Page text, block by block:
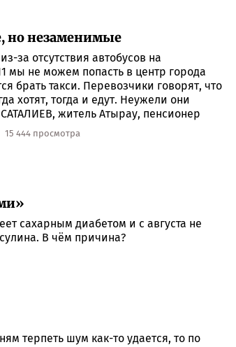
незаменимые
за отсутствия автобусов на
мы не можем попасть в центр города
брать такси. Перевозчики говорят, что
хотят, тогда и едут. Неужели они
житель Атырау, пенсионер
15 444 просмотра
сахарным диабетом и с августа не
В чём причина?
терпеть шум как-то удается, то по